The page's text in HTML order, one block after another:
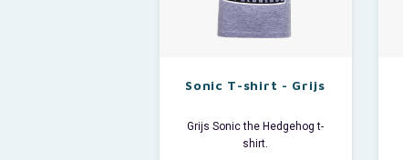
Sonic T-shirt - Grijs
Grijs Sonic the Hedgehog t-
shirt.